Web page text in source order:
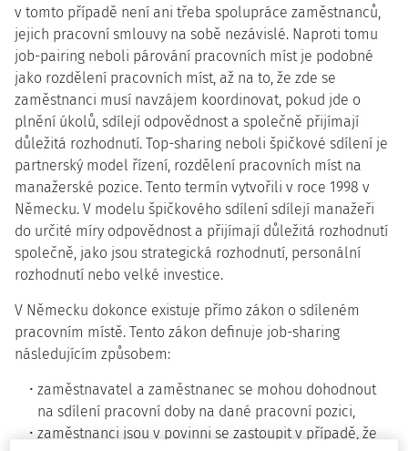
v tomto případě není ani třeba spolupráce zaměstnanců,
jejich pracovní smlouvy na sobě nezávislé. Naproti tomu
job-pairing neboli párování pracovních míst je podobné
jako rozdělení pracovních míst, až na to, že zde se
zaměstnanci musí navzájem koordinovat, pokud jde o
plnění úkolů, sdílejí odpovědnost a společně přijímají
důležitá rozhodnutí. Top-sharing neboli špičkové sdílení je
partnerský model řízení, rozdělení pracovních míst na
manažerské pozice. Tento termín vytvořili v roce 1998 v
Německu. V modelu špičkového sdílení sdílejí manažeři
do určité míry odpovědnost a přijímají důležitá rozhodnutí
společně, jako jsou strategická rozhodnutí, personální
rozhodnutí nebo velké investice.
V Německu dokonce existuje přímo zákon o sdíleném
pracovním místě. Tento zákon definuje job-sharing
následujícím způsobem:
zaměstnavatel a zaměstnanec se mohou dohodnout
na sdílení pracovní doby na dané pracovní pozici,
zaměstnanci jsou v povinni se zastoupit v případě, že